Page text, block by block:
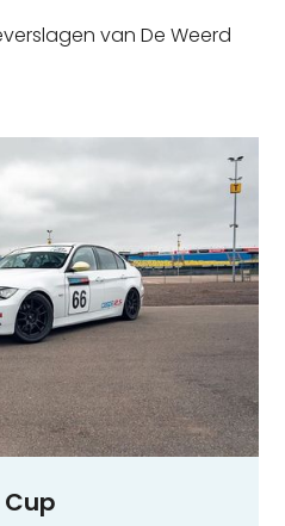
van De Weerd